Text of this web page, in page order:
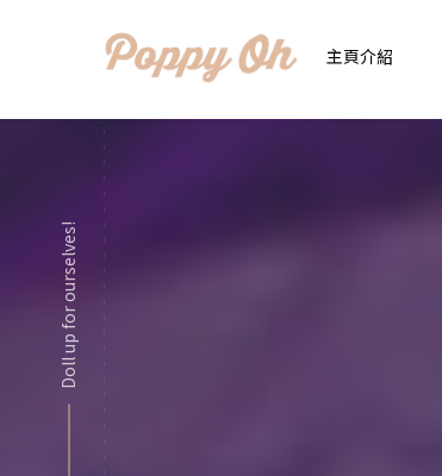
主頁介紹
Doll up for ourselves!